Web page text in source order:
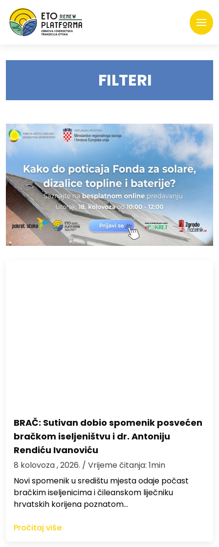
FILTERI
BRAČ: Sutivan dobio spomenik posvećen
bračkom iseljeništvu i dr. Antoniju
Rendiću Ivanoviću
8 kolovoza , 2026. / Vrijeme čitanja: 1min
Novi spomenik u središtu mjesta odaje počast
bračkim iseljenicima i čileanskom liječniku
hrvatskih korijena poznatom…
Pročitaj više